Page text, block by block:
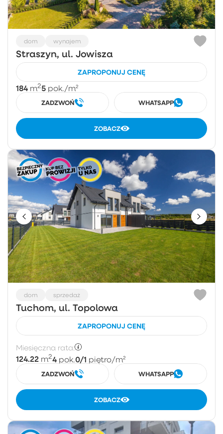
dom wynajem
Straszyn, ul. Jowisza
ZAPROPONUJ CENĘ
184 m25 pok./m²
ZADZWOŃ WHATSAPP
ZOBACZ
dom sprzedaż
Tuchom, ul. Topolowa
ZAPROPONUJ CENĘ
Miesięczna rata:
124.22 m24 pok.0/1 piętro/m²
ZADZWOŃ WHATSAPP
ZOBACZ